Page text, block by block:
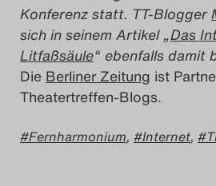
Konferenz statt. TT-Blogger
sich in seinem Artikel „Das
Litfaßsäule“ ebenfalls damit
Die Berliner Zeitung ist
Theatertreffen-Blogs.
Fernharmonium, Internet,